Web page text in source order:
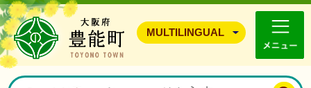
豊能町ホームページ
MULTILINGUAL